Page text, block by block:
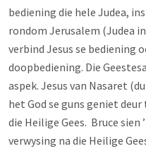
bediening die hele Judea,
rondom Jerusalem (Judea
verbind Jesus se bediening
doopbediening. Die
aspek. Jesus van Nasaret
het God se guns geniet
die Heilige Gees. Bruce sien
verwysing na die Heilige